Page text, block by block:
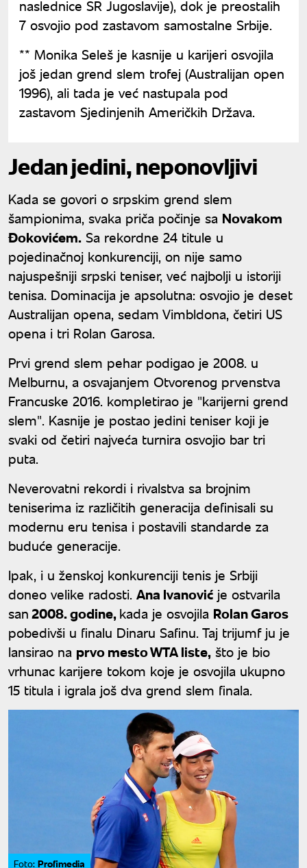
naslednice SR Jugoslavije), dok je preostalih
7 osvojio pod zastavom samostalne Srbije.
** Monika Seleš je kasnije u karijeri osvojila
još jedan grend slem trofej (Australijan open
1996), ali tada je već nastupala pod
zastavom Sjedinjenih Američkih Država.
Jedan jedini, neponovljivi
Kada se govori o srpskim grend slem
šampionima, svaka priča počinje sa Novakom
Đokovićem. Sa rekordne 24 titule u
pojedinačnoj konkurenciji, on nije samo
najuspešniji srpski teniser, već najbolji u istoriji
tenisa. Dominacija je apsolutna: osvojio je deset
Australijan opena, sedam Vimbldona, četiri US
opena i tri Rolan Garosa.
Prvi grend slem pehar podigao je 2008. u
Melburnu, a osvajanjem Otvorenog prvenstva
Francuske 2016. kompletirao je "karijerni grend
slem". Kasnije je postao jedini teniser koji je
svaki od četiri najveća turnira osvojio bar tri
puta.
Neverovatni rekordi i rivalstva sa brojnim
teniserima iz različitih generacija definisali su
modernu eru tenisa i postavili standarde za
buduće generacije.
Ipak, i u ženskoj konkurenciji tenis je Srbiji
doneo velike radosti. Ana Ivanović je ostvarila
san2008. godine,kada je osvojila Rolan Garos
pobedivši u finalu Dinaru Safinu. Taj trijumf ju je
lansirao na prvo mesto WTA liste, što je bio
vrhunac karijere tokom koje je osvojila ukupno
15 titula i igrala još dva grend slem finala.
Foto: Profimedia